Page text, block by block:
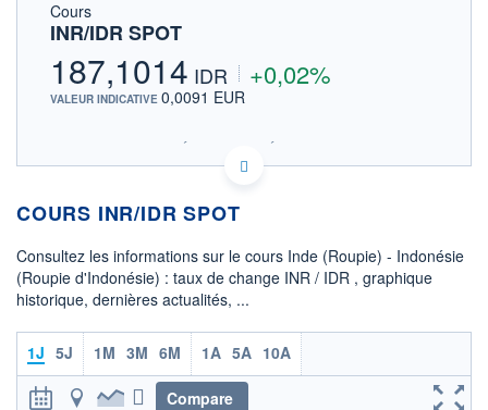
Cours
INR/IDR SPOT
187,1014 IDR +0,02%
VALEUR INDICATIVE 0,0091 EUR
SIX - FOREX 2 DONNÉES TEMPS RÉEL
Politique d'exécution
15h29
187
188
OUVERTURE
187,0551
CLÔTURE VEILLE
COURS INR/IDR SPOT
Consultez les informations sur le cours Inde (Roupie) - Indonésie
(Roupie d'Indonésie) : taux de change INR / IDR , graphique
historique, dernières actualités, ...
1J 5J 1M 3M 6M 1A 5A 10A
Compare